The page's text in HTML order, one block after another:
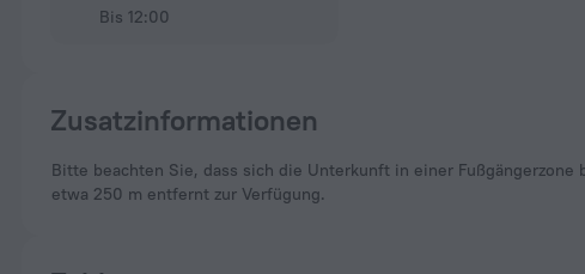
Bis 12:00
Zusatzinformationen
Bitte beachten Sie, dass sich die Unterkunft in einer Fußgängerzone befindet und nicht mit dem Auto zu erreichen ist. Kostenlose öffentliche Parkplätze stehen
etwa 250 m entfernt zur Verfügung.